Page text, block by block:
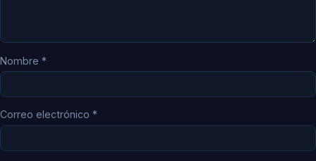
Nombre *
Correo electrónico *